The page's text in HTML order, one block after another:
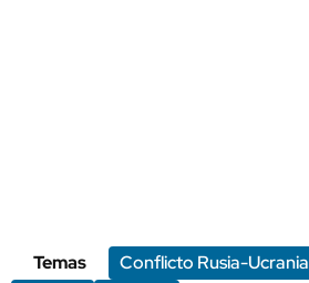
Temas Conflicto Rusia-Ucrania